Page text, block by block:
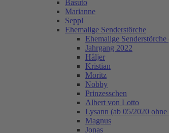
Basuto
Marianne
Seppl
Ehemalige Senderstörche
Ehemalige
Jahrgang 2022
Håljer
Kristian
Moritz
Nobby
Prinzesschen
Albert von Lotto
Lysann (ab 05/2020 ohne
Magnus
Jonas